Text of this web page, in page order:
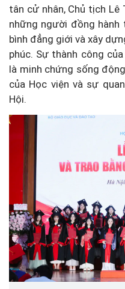
tân cử nhân, Chủ tịch Lê
những người đồng
bình đẳng giới và xây
phúc. Sự thành công
là minh chứng sống
của Học viện và sự
Hội.